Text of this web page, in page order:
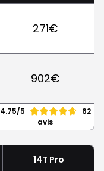
271€
902€
4.75/5
62
avis
14T Pro